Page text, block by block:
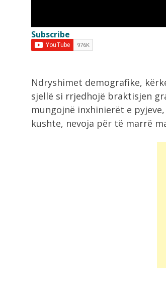
Subscribe
Ndryshimet demografike,
sjellë si rrjedhojë braktisjen
mungojnë inxhinierët e
kushte, nevoja për të marrë
6:11
LVV dhe LDK pa
Aksident pranë
Makina del...